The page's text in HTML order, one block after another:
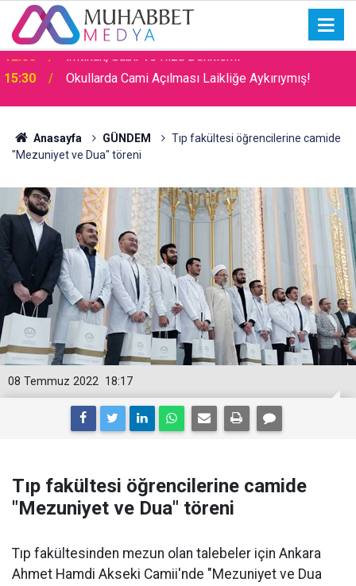
15:30 Okullarda Cami Açılması Laikliğe Aykırıymış!
Anasayfa GÜNDEM
Tıp fakültesi öğrencilerine camide
"Mezuniyet ve Dua" töreni
18:17
08 Temmuz 2022
Tıp fakültesi öğrencilerine camide
"Mezuniyet ve Dua" töreni
Tıp fakültesinden mezun olan talebeler için Ankara
Ahmet Hamdi Akseki Camii'nde "Mezuniyet ve Dua